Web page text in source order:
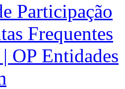
Participação
Frequentes
OP Entidades